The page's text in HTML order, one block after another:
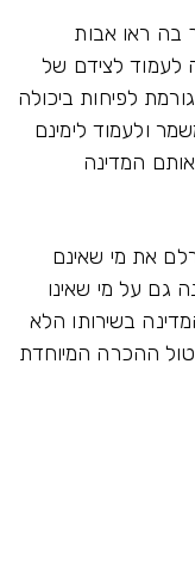
בה ראו אבות
לעמוד לצידם של
לפיחות ביכולה
ולעמוד לימינם
המדינה
את מי שאינם
גם על מי שאינו
בשירותו הלא
ההכרה המיוחדת